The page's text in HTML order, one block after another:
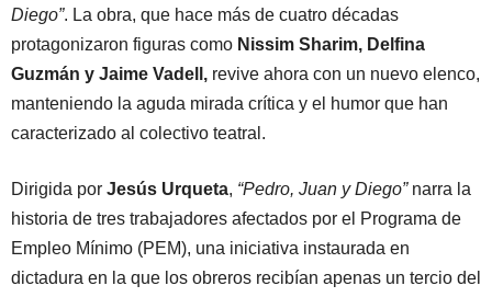
Diego”. La obra, que hace más de cuatro décadas
protagonizaron figuras como Nissim Sharim, Delfina
Guzmán y Jaime Vadell, revive ahora con un nuevo elenco,
manteniendo la aguda mirada crítica y el humor que han
caracterizado al colectivo teatral.
Dirigida por Jesús Urqueta, “Pedro, Juan y Diego”narra la
historia de tres trabajadores afectados por el Programa de
Empleo Mínimo (PEM), una iniciativa instaurada en
dictadura en la que los obreros recibían apenas un tercio del